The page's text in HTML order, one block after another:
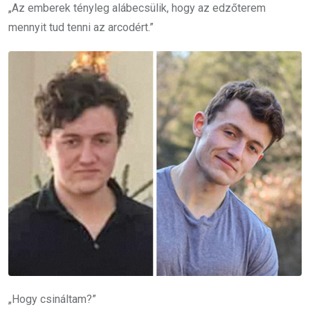
„Az emberek tényleg alábecsülik, hogy az edzőterem
mennyit tud tenni az arcodért.”
„Hogy csináltam?”